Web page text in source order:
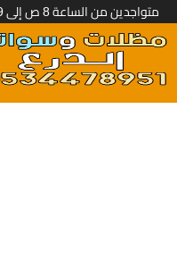
متواجدين من الساعة 8 ص إلى 9 م